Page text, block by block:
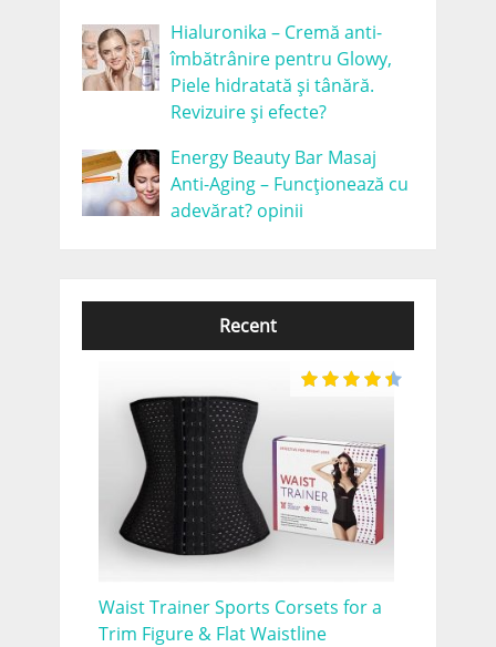
Hialuronika – Cremă anti-
îmbătrânire pentru Glowy,
Piele hidratată și tânără.
Revizuire și efecte?
Energy Beauty Bar Masaj
Anti-Aging – Funcționează cu
adevărat? opinii
Recent
Waist Trainer Sports Corsets for a
Trim Figure & Flat Waistline